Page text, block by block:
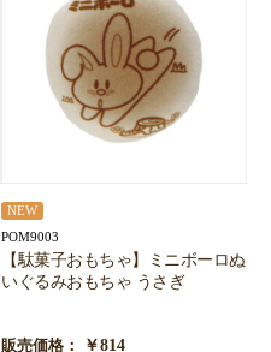
NEW
POM9003
【駄菓子おもちゃ】ミニボーロぬ
いぐるみおもちゃ うさぎ
販売価格： ￥814